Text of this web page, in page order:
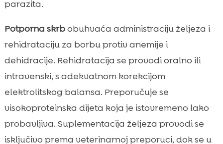
parazita.
Potporna skrbobuhvaća administraciju željeza i
rehidrataciju za borbu protiv anemije i
dehidracije. Rehidratacija se provodi oralno ili
intravenski, s adekvatnom korekcijom
elektrolitskog balansa. Preporučuje se
visokoproteinska dijeta koja je istovremeno lako
probavljiva. Suplementacija željeza provodi se
isključivo prema veterinarnoj preporuci, dok se u